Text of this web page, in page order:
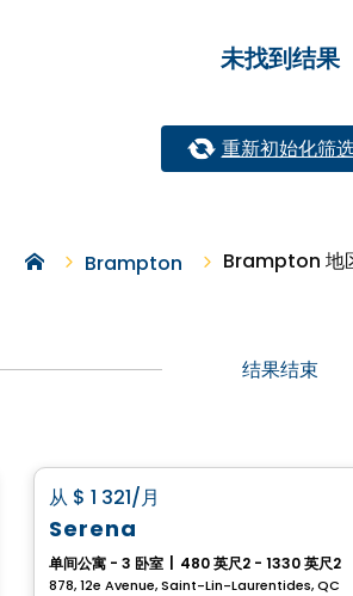
未找到结果
重新初始化筛
Brampton Brampton 地
结果结束
从 $ 1 321/月
Serena
单间公寓 - 3 卧室 480 英尺2 - 1330 英尺2
878, 12e Avenue, Saint-Lin-Laurentides, QC